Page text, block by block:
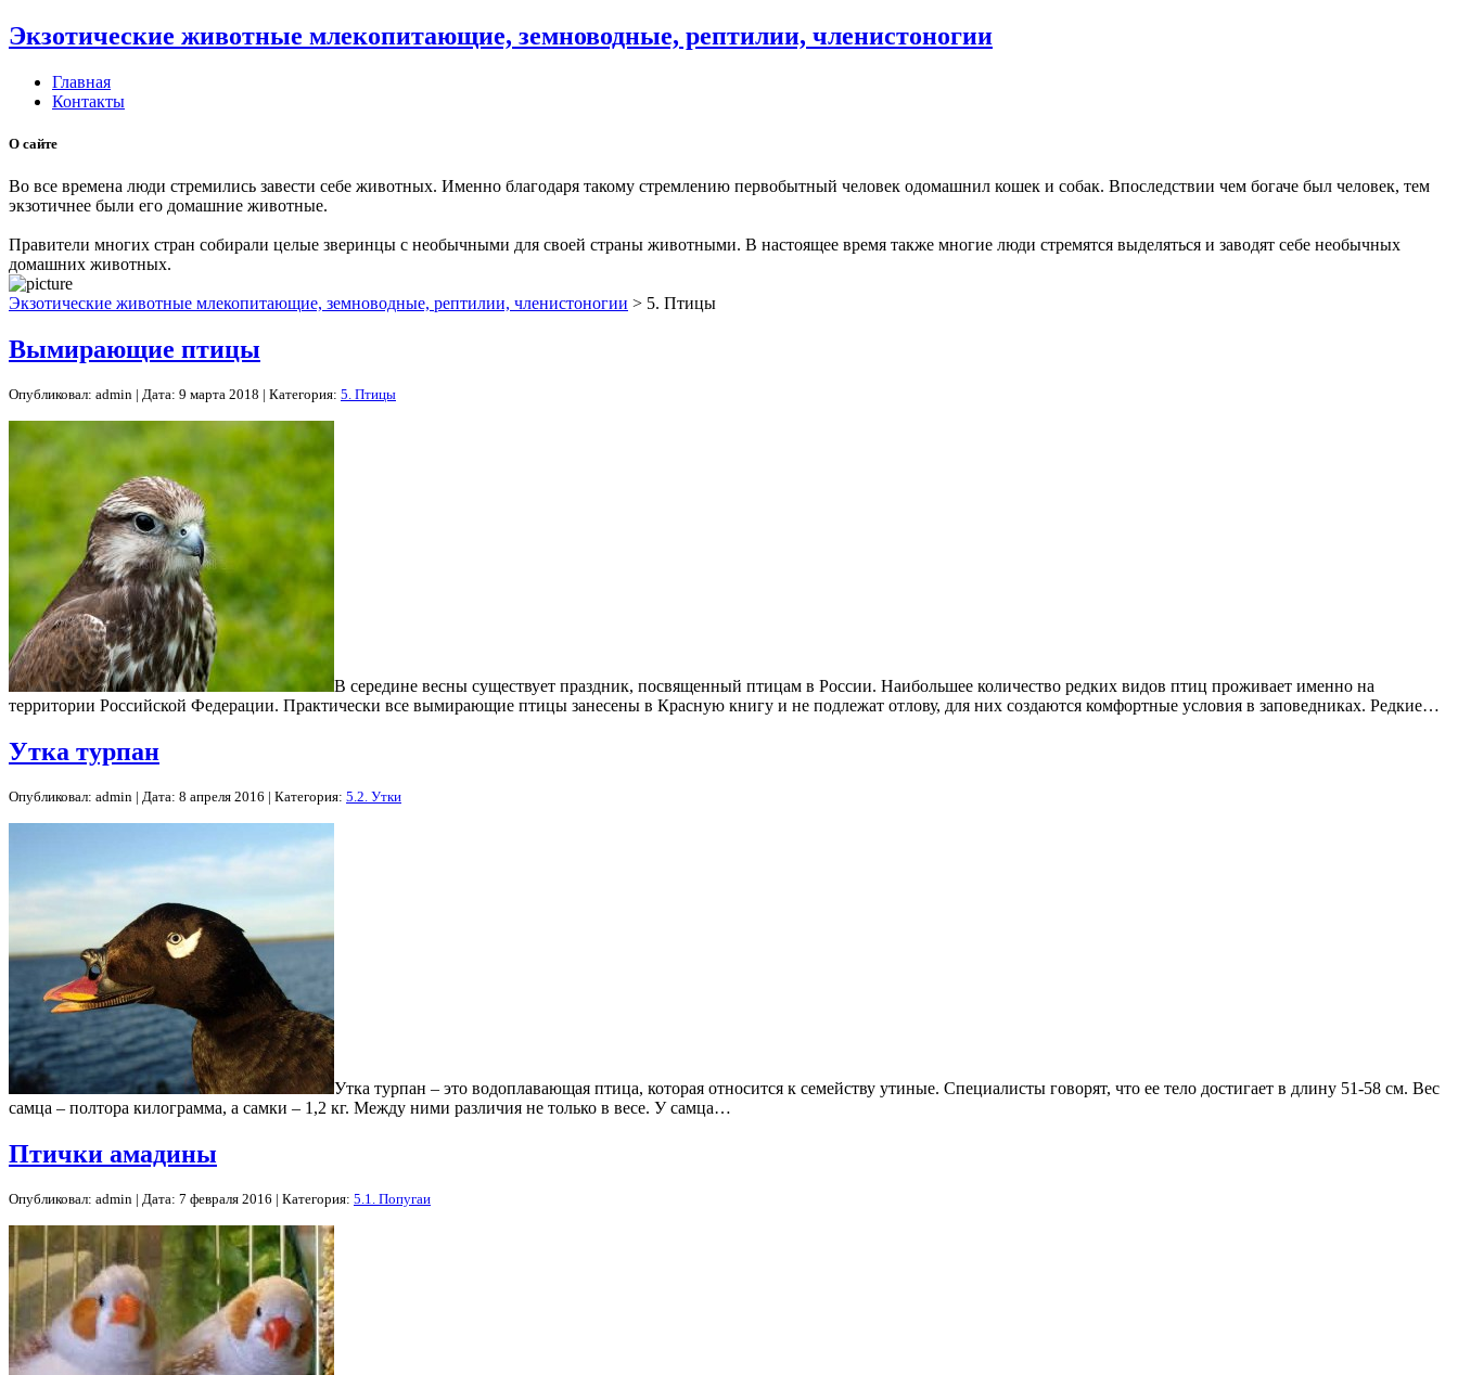
Экзотические животные млекопитающие, земноводные, рептилии, членистоногии
Главная
Контакты
О сайте
Во все времена люди стремились завести себе животных. Именно благодаря такому стремлению первобытный человек одомашнил кошек и собак. Впоследствии чем богаче был человек, тем
экзотичнее были его домашние животные.
Правители многих стран собирали целые зверинцы с необычными для своей страны животными. В настоящее время также многие люди стремятся выделяться и заводят себе необычных
домашних животных.
Экзотические животные млекопитающие, земноводные, рептилии, членистоногии > 5. Птицы
Вымирающие птицы
Опубликовал: admin | Дата: 9 марта 2018 | Категория: 5. Птицы
В середине весны существует праздник, посвященный птицам в России. Наибольшее количество редких видов птиц проживает именно на
территории Российской Федерации. Практически все вымирающие птицы занесены в Красную книгу и не подлежат отлову, для них создаются комфортные условия в заповедниках. Редкие…
Утка турпан
Опубликовал: admin | Дата: 8 апреля 2016 | Категория: 5.2. Утки
Утка турпан – это водоплавающая птица, которая относится к семейству утиные. Специалисты говорят, что ее тело достигает в длину 51-58 см. Вес
самца – полтора килограмма, а самки – 1,2 кг. Между ними различия не только в весе. У самца…
Птички амадины
Опубликовал: admin | Дата: 7 февраля 2016 | Категория: 5.1. Попугаи